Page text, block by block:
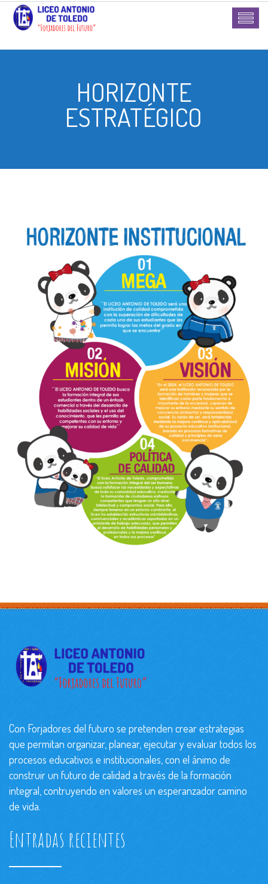
HORIZONTE
ESTRATÉGICO
Con Forjadores del futuro se pretenden crear estrategias
que permitan organizar, planear, ejecutar y evaluar todos los
procesos educativos e institucionales, con el ánimo de
construir un futuro de calidad a través de la formación
integral, contruyendo en valores un esperanzador camino
de vida.
Entradas recientes